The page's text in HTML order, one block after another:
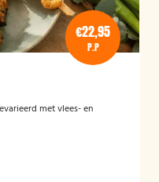
€22,95
P.P
met vlees- en